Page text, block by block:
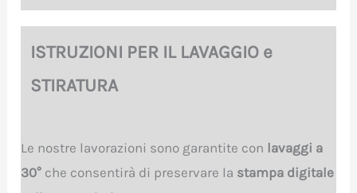
ISTRUZIONI PER IL LAVAGGIO e
STIRATURA
Le nostre lavorazioni sono garantite con lavaggi a
30° che consentirà di preservare la stampa digitale